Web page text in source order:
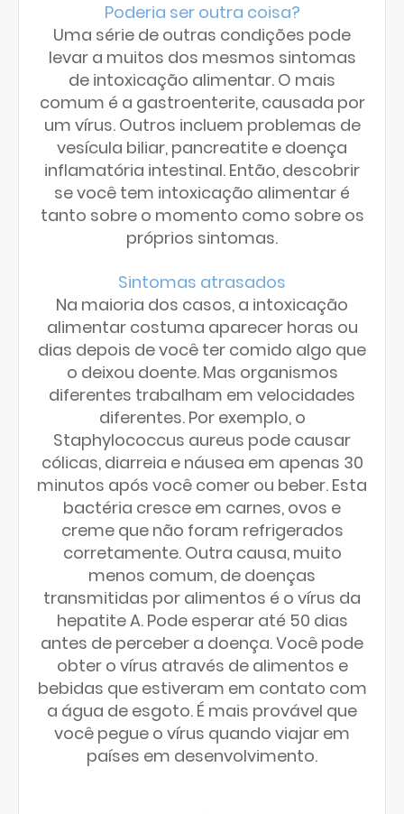
Poderia ser outra coisa?
Uma série de outras condições pode
levar a muitos dos mesmos sintomas
de intoxicação alimentar. O mais
comum é a gastroenterite, causada por
um vírus. Outros incluem problemas de
vesícula biliar, pancreatite e doença
inflamatória intestinal. Então, descobrir
se você tem intoxicação alimentar é
tanto sobre o momento como sobre os
próprios sintomas.
Sintomas atrasados
Na maioria dos casos, a intoxicação
alimentar costuma aparecer horas ou
dias depois de você ter comido algo que
o deixou doente. Mas organismos
diferentes trabalham em velocidades
diferentes. Por exemplo, o
Staphylococcus aureus pode causar
cólicas, diarreia e náusea em apenas 30
minutos após você comer ou beber. Esta
bactéria cresce em carnes, ovos e
creme que não foram refrigerados
corretamente. Outra causa, muito
menos comum, de doenças
transmitidas por alimentos é o vírus da
hepatite A. Pode esperar até 50 dias
antes de perceber a doença. Você pode
obter o vírus através de alimentos e
bebidas que estiveram em contato com
a água de esgoto. É mais provável que
você pegue o vírus quando viajar em
países em desenvolvimento.